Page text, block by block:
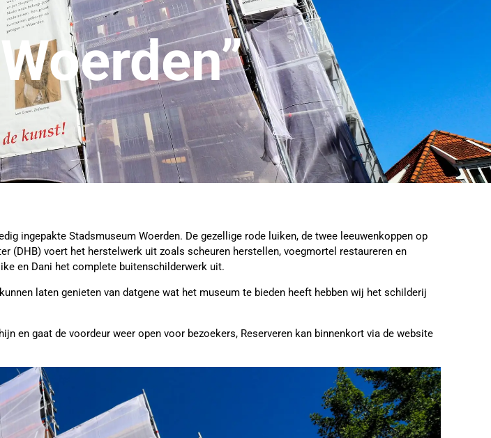
ingepakte Stadsmuseum Woerden. De gezellige rode luiken, de twee leeuwenkoppen op
(DHB) voert het herstelwerk uit zoals scheuren herstellen, voegmortel restaureren en
en Dani het complete buitenschilderwerk uit.
laten genieten van datgene wat het museum te bieden heeft hebben wij het schilderij
en gaat de voordeur weer open voor bezoekers, Reserveren kan binnenkort via de website